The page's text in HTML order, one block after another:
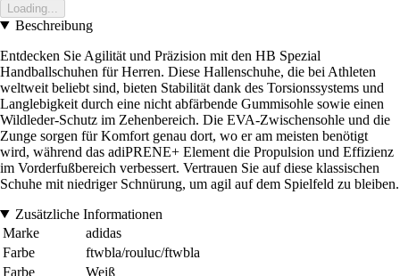
Loading...
Beschreibung
Entdecken Sie Agilität und Präzision mit den HB Spezial
Handballschuhen für Herren. Diese Hallenschuhe, die bei Athleten
weltweit beliebt sind, bieten Stabilität dank des Torsionssystems und
Langlebigkeit durch eine nicht abfärbende Gummisohle sowie einen
Wildleder-Schutz im Zehenbereich. Die EVA-Zwischensohle und die
Zunge sorgen für Komfort genau dort, wo er am meisten benötigt
wird, während das adiPRENE+ Element die Propulsion und Effizienz
im Vorderfußbereich verbessert. Vertrauen Sie auf diese klassischen
Schuhe mit niedriger Schnürung, um agil auf dem Spielfeld zu bleiben.
Zusätzliche Informationen
Marke
adidas
Farbe
ftwbla/rouluc/ftwbla
Farbe
Weiß